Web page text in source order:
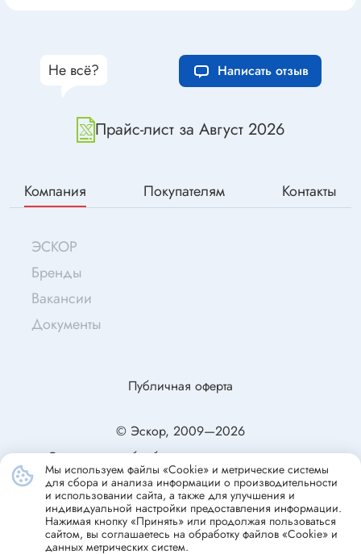
Прайс-лист за Август 2026
Не всё? Написать отзыв
Компания Покупателям Контакты
ЭСКОР
Бренды
Вакансии
Документы
© Эскор, 2009—2026
Согласие на обработку персональных данных
Политика конфиденциальности
Публичная оферта
Мы используем файлы «Cookie» и метрические системы
для сбора и анализа информации о производительности
и использовании сайта, а также для улучшения и
индивидуальной настройки предоставления информации.
Нажимая кнопку «Принять» или продолжая пользоваться
сайтом, вы соглашаетесь на обработку файлов «Cookie» и
данных метрических систем.